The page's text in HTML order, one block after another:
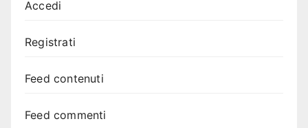
Accedi
Registrati
Feed contenuti
Feed commenti